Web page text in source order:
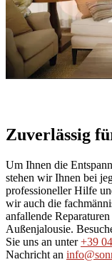
Zuverlässig
Um Ihnen die
stehen wir Ihnen bei
professioneller Hilfe
wir auch die
anfallende
Außenjalousie.
Sie uns an unter+39
Nachricht an